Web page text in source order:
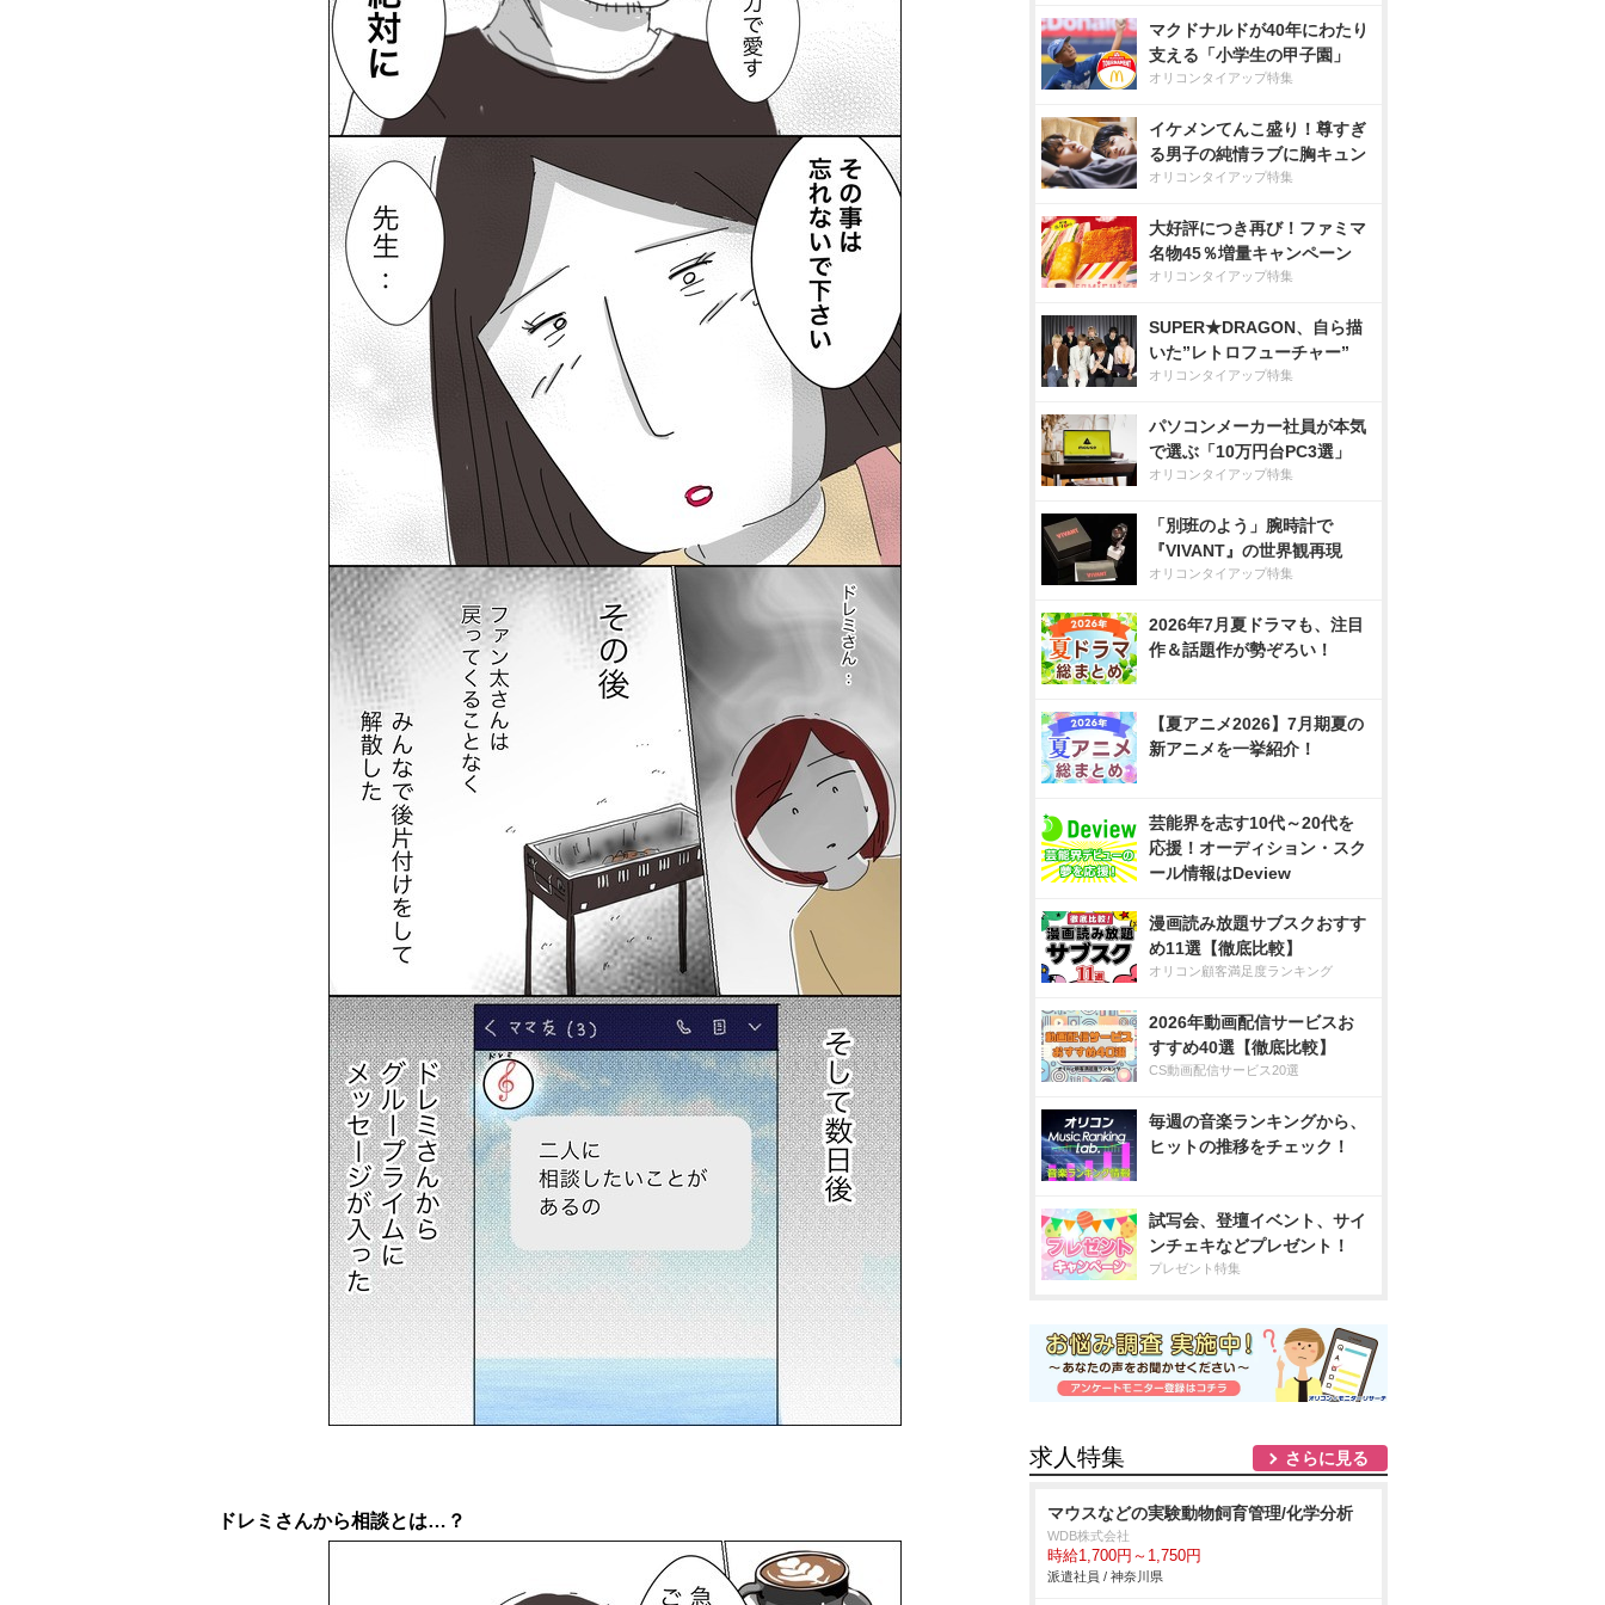
ドレミさんから相談とは…？
マクドナルドが40年にわたり
支える「小学生の甲子園」
オリコンタイアップ特集
イケメンてんこ盛り！尊すぎ
る男子の純情ラブに胸キュン
オリコンタイアップ特集
大好評につき再び！ファミマ
名物45％増量キャンペーン
オリコンタイアップ特集
SUPER★DRAGON、自ら描
いた”レトロフューチャー”
オリコンタイアップ特集
パソコンメーカー社員が本気
で選ぶ「10万円台PC3選」
オリコンタイアップ特集
「別班のよう」腕時計で
『VIVANT』の世界観再現
オリコンタイアップ特集
2026年7月夏ドラマも、注目
作＆話題作が勢ぞろい！
【夏アニメ2026】7月期夏の
新アニメを一挙紹介！
芸能界を志す10代～20代を
応援！オーディション・スク
ール情報はDeview
漫画読み放題サブスクおすす
め11選【徹底比較】
オリコン顧客満足度ランキング
2026年動画配信サービスお
すすめ40選【徹底比較】
CS動画配信サービス20選
毎週の音楽ランキングから、
ヒットの推移をチェック！
試写会、登壇イベント、サイ
ンチェキなどプレゼント！
プレゼント特集
求人特集 さらに見る
マウスなどの実験動物飼育管理/化学分析
WDB株式会社
時給1,700円～1,750円
派遣社員 / 神奈川県